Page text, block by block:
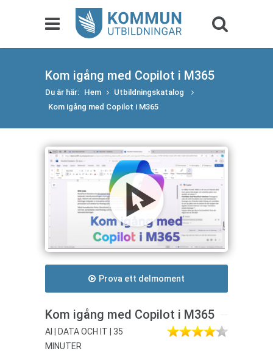
Kom igång med Copilot i M365
Du är här: Hem
Utbildningskatalog
Kom igång med Copilot i M365
Prova ett delmoment
Kom igång med Copilot i M365
AI | DATA OCH IT | 35
MINUTER